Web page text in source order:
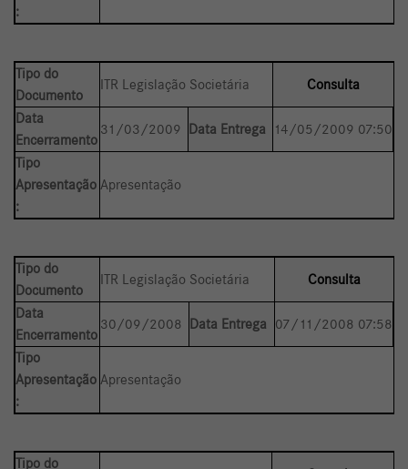
:
Tipo do
Documento
ITR Legislação Societária
Consulta
Data
Encerramento
31/03/2009 Data Entrega
14/05/2009 07:50
Tipo
Apresentação
:
Apresentação
Tipo do
Documento
ITR Legislação Societária
Consulta
Data
Encerramento
30/09/2008 Data Entrega 07/11/2008 07:58
Tipo
Apresentação
:
Apresentação
Tipo do